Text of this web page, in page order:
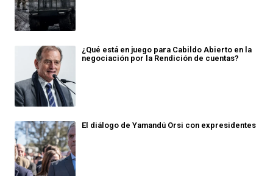
¿Qué está en juego para Cabildo Abierto en la
negociación por la Rendición de cuentas?
El diálogo de Yamandú Orsi con expresidentes